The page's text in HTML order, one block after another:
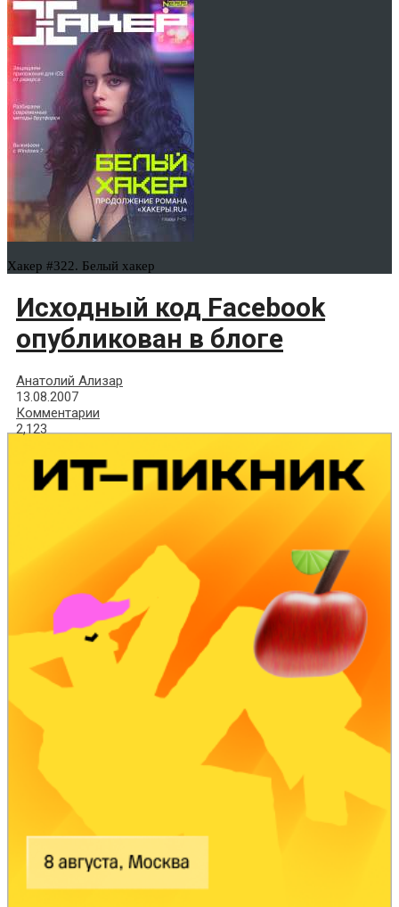
Хакер #322. Белый хакер
Исходный код Facebook
опубликован в блоге
Анатолий Ализар
13.08.2007
Комментарии
2,123